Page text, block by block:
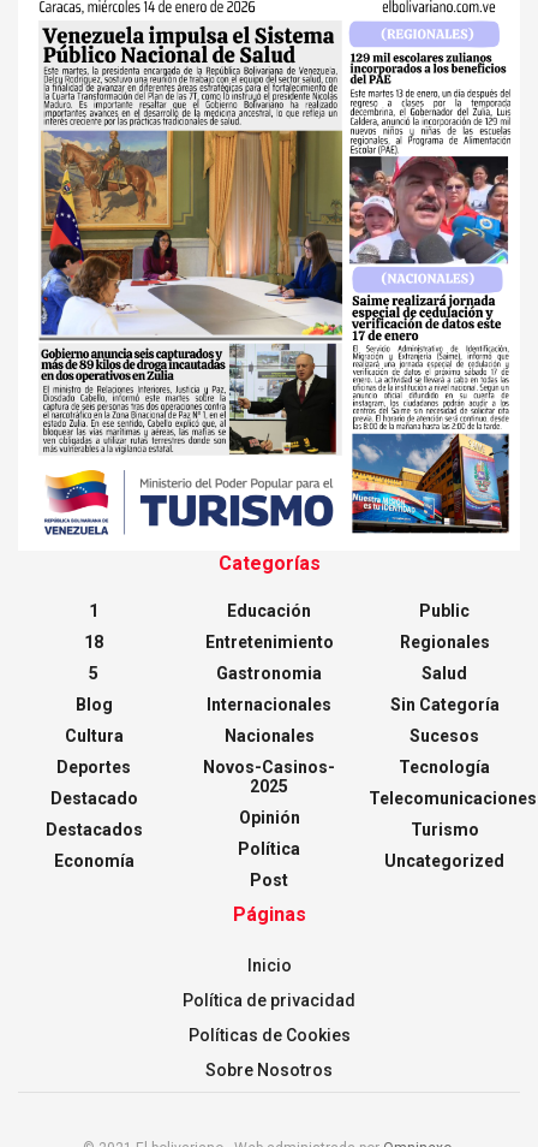
Categorías
1
18
5
Blog
Cultura
Deportes
Destacado
Destacados
Economía
Educación
Entretenimiento
Gastronomia
Internacionales
Nacionales
Novos-Casinos-
2025
Opinión
Política
Post
Public
Regionales
Salud
Sin Categoría
Sucesos
Tecnología
Telecomunicaciones
Turismo
Uncategorized
Páginas
Inicio
Política de privacidad
Políticas de Cookies
Sobre Nosotros